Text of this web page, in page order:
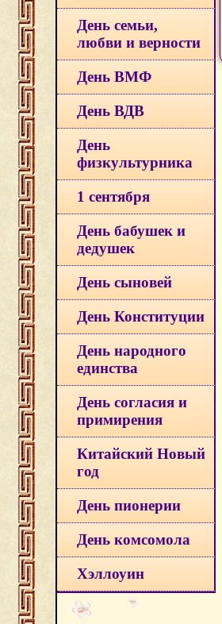
День семьи,
любви и верности
День ВМФ
День ВДВ
День
физкультурника
1 сентября
День бабушек и
дедушек
День сыновей
День Конституции
День народного
единства
День согласия и
примирения
Китайский Новый
год
День пионерии
День комсомола
Хэллоуин